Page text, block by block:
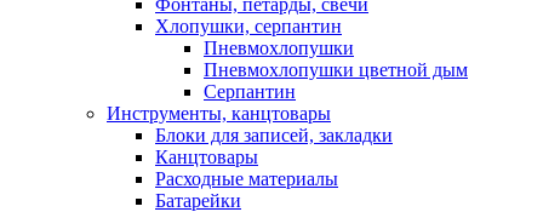
Фонтаны, петарды, свечи
Хлопушки, серпантин
Пневмохлопушки
Пневмохлопушки цветной дым
Серпантин
Инструменты, канцтовары
Блоки для записей, закладки
Канцтовары
Расходные материалы
Батарейки